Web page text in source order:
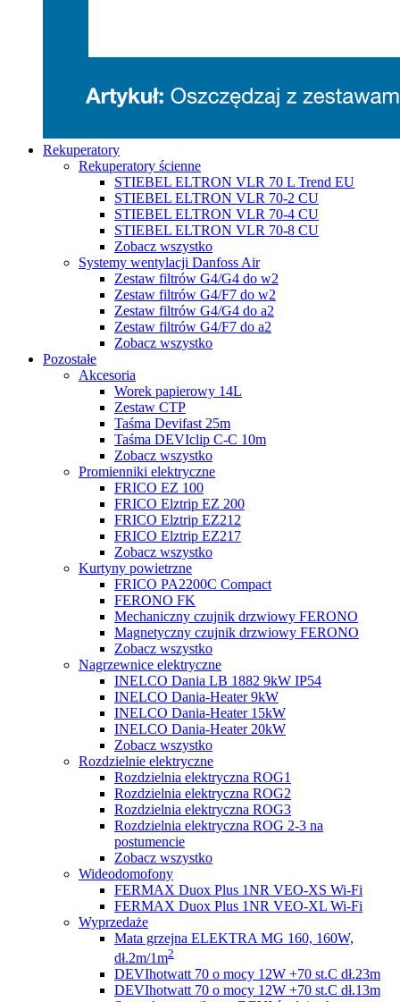
Rekuperatory
Rekuperatory ścienne
STIEBEL ELTRON VLR 70 L Trend EU
STIEBEL ELTRON VLR 70-2 CU
STIEBEL ELTRON VLR 70-4 CU
STIEBEL ELTRON VLR 70-8 CU
Zobacz wszystko
Systemy wentylacji Danfoss Air
Zestaw filtrów G4/G4 do w2
Zestaw filtrów G4/F7 do w2
Zestaw filtrów G4/G4 do a2
Zestaw filtrów G4/F7 do a2
Zobacz wszystko
Pozostałe
Akcesoria
Worek papierowy 14L
Zestaw CTP
Taśma Devifast 25m
Taśma DEVIclip C-C 10m
Zobacz wszystko
Promienniki elektryczne
FRICO EZ 100
FRICO Elztrip EZ 200
FRICO Elztrip EZ212
FRICO Elztrip EZ217
Zobacz wszystko
Kurtyny powietrzne
FRICO PA2200C Compact
FERONO FK
Mechaniczny czujnik drzwiowy FERONO
Magnetyczny czujnik drzwiowy FERONO
Zobacz wszystko
Nagrzewnice elektryczne
INELCO Dania LB 1882 9kW IP54
INELCO Dania-Heater 9kW
INELCO Dania-Heater 15kW
INELCO Dania-Heater 20kW
Zobacz wszystko
Rozdzielnie elektryczne
Rozdzielnia elektryczna ROG1
Rozdzielnia elektryczna ROG2
Rozdzielnia elektryczna ROG3
Rozdzielnia elektryczna ROG 2-3 na
postumencie
Zobacz wszystko
Wideodomofony
FERMAX Duox Plus 1NR VEO-XS Wi-Fi
FERMAX Duox Plus 1NR VEO-XL Wi-Fi
Wyprzedaże
Mata grzejna ELEKTRA MG 160, 160W,
dł.2m/1m2
DEVIhotwatt 70 o mocy 12W +70 st.C dł.23m
DEVIhotwatt 70 o mocy 12W +70 st.C dł.13m